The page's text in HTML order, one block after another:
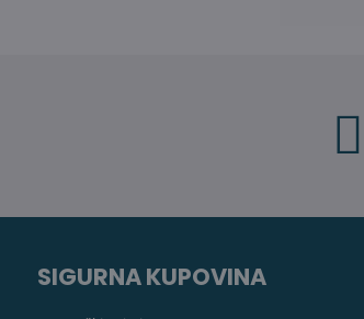
SIGURNA KUPOVINA